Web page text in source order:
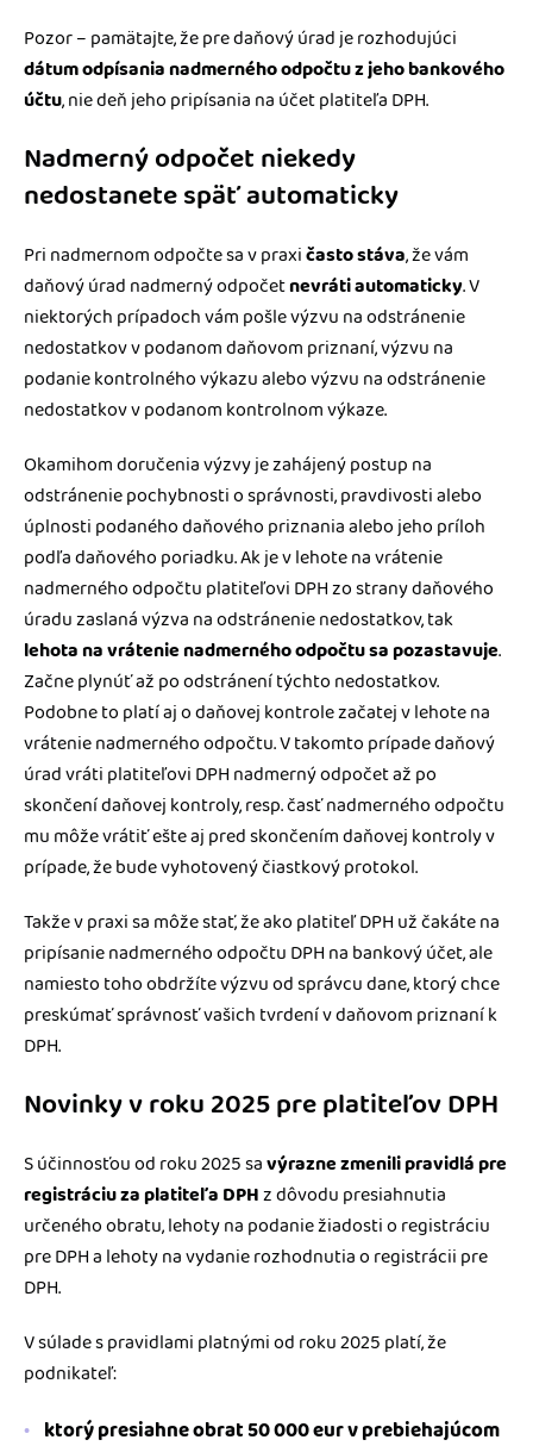
Pozor – pamätajte, že pre daňový úrad je rozhodujúci
dátum odpísania nadmerného odpočtu z jeho bankového
účtu, nie deň jeho pripísania na účet platiteľa DPH.
Nadmerný odpočet niekedy
nedostanete späť automaticky
Pri nadmernom odpočte sa v praxičasto stáva, že vám
daňový úrad nadmerný odpočetnevráti automaticky. V
niektorých prípadoch vám pošle výzvu na odstránenie
nedostatkov v podanom daňovom priznaní, výzvu na
podanie kontrolného výkazu alebo výzvu na odstránenie
nedostatkov v podanom kontrolnom výkaze.
Okamihom doručenia výzvy je zahájený postup na
odstránenie pochybnosti o správnosti, pravdivosti alebo
úplnosti podaného daňového priznania alebo jeho príloh
podľa daňového poriadku. Ak je v lehote na vrátenie
nadmerného odpočtu platiteľovi DPH zo strany daňového
úradu zaslaná výzva na odstránenie nedostatkov, tak
lehota na vrátenie nadmerného odpočtu sa pozastavuje.
Začne plynúť až po odstránení týchto nedostatkov.
Podobne to platí aj o daňovej kontrole začatej v lehote na
vrátenie nadmerného odpočtu. V takomto prípade daňový
úrad vráti platiteľovi DPH nadmerný odpočet až po
skončení daňovej kontroly, resp. časť nadmerného odpočtu
mu môže vrátiť ešte aj pred skončením daňovej kontroly v
prípade, že bude vyhotovený čiastkový protokol.
Takže v praxi sa môže stať, že ako platiteľ DPH už čakáte na
pripísanie nadmerného odpočtu DPH na bankový účet, ale
namiesto toho obdržíte výzvu od správcu dane, ktorý chce
preskúmať správnosť vašich tvrdení v daňovom priznaní k
DPH.
Novinky v roku 2025 pre platiteľov DPH
S účinnosťou od roku 2025 savýrazne zmenili pravidlá pre
registráciu za platiteľa DPHz dôvodu presiahnutia
určeného obratu, lehoty na podanie žiadosti o registráciu
pre DPH a lehoty na vydanie rozhodnutia o registrácii pre
DPH.
V súlade s pravidlami platnými od roku 2025 platí, že
podnikateľ:
ktorý presiahne obrat 50 000 eur v prebiehajúcom